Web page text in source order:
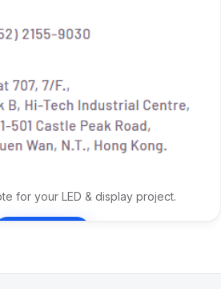
for your LED & display project.